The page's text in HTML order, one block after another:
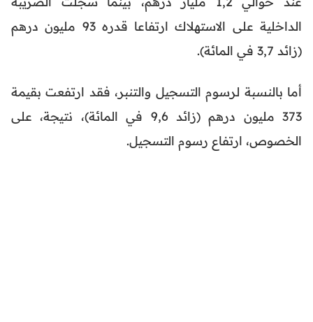
الداخلية على الاستهلاك ارتفاعا قدره 93 مليون درهم
(زائد 3,7 في المائة).
أما بالنسبة لرسوم التسجيل والتنبر، فقد ارتفعت بقيمة
373 مليون درهم (زائد 9,6 في المائة)، نتيجة، على
الخصوص، ارتفاع رسوم التسجيل.